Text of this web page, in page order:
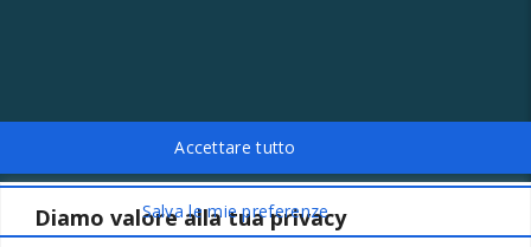
Diamo valore alla tua privacy